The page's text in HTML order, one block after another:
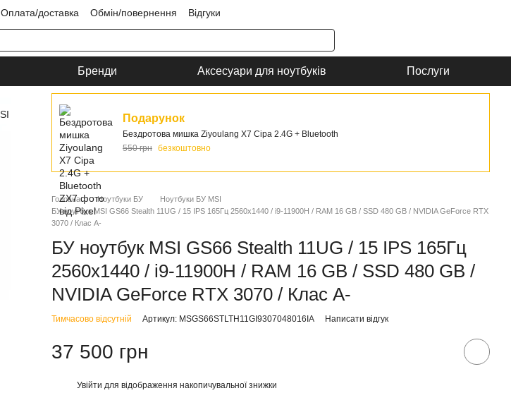
Оплата/доставка Обмін/повернення
Відгуки
Бренди Аксесуари для ноутбуків Послуги
Подарунок
Бездротова мишка Ziyoulang X7 Сіра 2.4G + Bluetooth
550 грн безкоштовно
Головна Ноутбуки БУ
Ноутбуки БУ MSI
БУ ноутбук MSI GS66 Stealth 11UG / 15 IPS 165Гц 2560x1440 / i9-11900H / RAM 16 GB / SSD 480 GB / NVIDIA GeForce RTX
3070 / Клас A-
БУ ноутбук MSI GS66 Stealth 11UG / 15 IPS 165Гц
2560x1440 / i9-11900H / RAM 16 GB / SSD 480 GB /
NVIDIA GeForce RTX 3070 / Клас A-
Тимчасово відсутній Артикул: MSGS66STLTH11GI9307048016IA Написати відгук
37 500 грн
Увійти для відображення накопичувальної знижки